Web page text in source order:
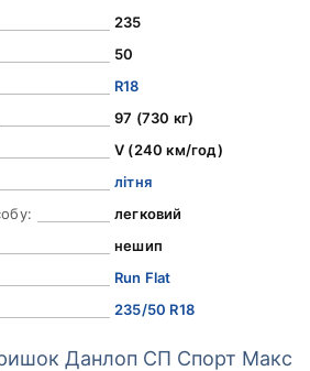
235
50
R18
97 (730 кг)
V (240 км/год)
літня
легковий
нешип
Run Flat
235/50 R18
Данлоп СП Спорт Макс